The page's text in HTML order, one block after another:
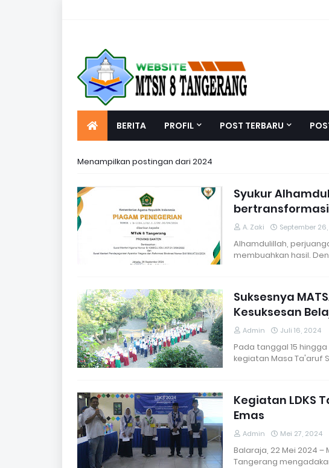
BERITA PROFIL POST TERBARU
Menampilkan postingan dari 2024
Syukur
A. Zaki September
Alhamdulillah,
membuahkan hasil.
Suksesnya
Kesuksesan
Admin Juli 16, 2024
Pada tanggal 15
kegiatan Masa Ta'aruf
Kegiatan LDKS
Emas
Admin Mei 27, 2024
Balaraja, 22 Mei 2024 –
Tangerang